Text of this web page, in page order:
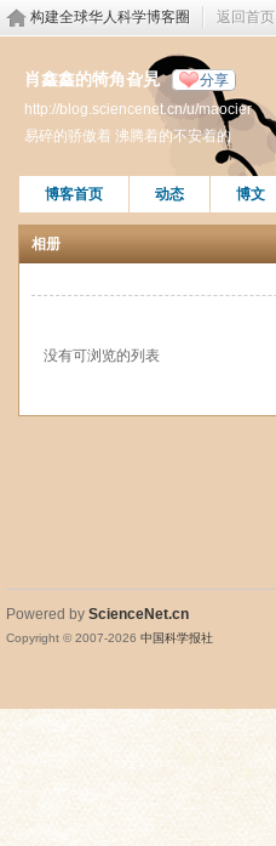
构建全球华人科学博客圈 返回首页
肖鑫鑫的犄角旮旯 分享
http://blog.sciencenet.cn/u/maocier
易碎的骄傲着 沸腾着的不安着的
博客首页 动态 博文
相册
没有可浏览的列表
Powered by ScienceNet.cn
Copyright © 2007-2026 中国科学报社